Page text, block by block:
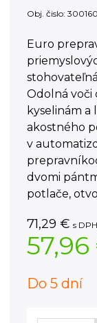
Obj. čislo: 300160
Euro
Odolná
kyselinám a
akostného
v
dvomi
potlače,
71,29 € s
Do 5 dní